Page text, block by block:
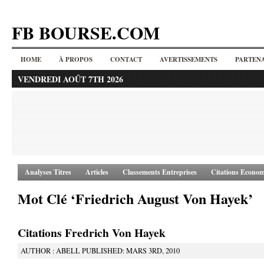
FB BOURSE.COM
HOME À PROPOS CONTACT AVERTISSEMENTS
VENDREDI AOÛT 7TH 2026
Analyses Titres Articles Classements Entreprises Citations
Mot Clé ‘Friedrich August Von Hayek’
Citations Fredrich Von Hayek
AUTHOR : ABELL PUBLISHED: MARS 3RD, 2010